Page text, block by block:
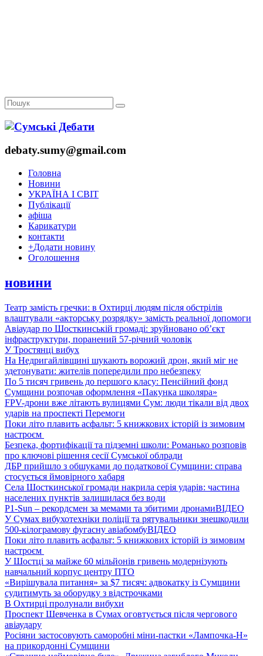
debaty.sumy@gmail.com
Головна
Новини
УКРАЇНА І СВІТ
Публікації
афіша
Карикатури
контакти
+Додати новину
Оголошення
новини
Театр замість гречки: в Охтирці людям після обстрілів
влаштували «акторську розрядку» замість реальної допомоги
Авіаудар по Шосткинській громаді: зруйновано об’єкт
інфраструктури, поранений 57-річний чоловік
У Тростянці вибух
На Недригайлівщині шукають ворожий дрон, який міг не
здетонувати: жителів попередили про небезпеку
По 5 тисяч гривень до першого класу: Пенсійний фонд
Сумщини розпочав оформлення «Пакунка школяра»
FPV-дрони вже літають вулицями Сум: люди тікали від двох
ударів на проспекті Перемоги
Поки літо плавить асфальт: 5 книжкових історій із зимовим
настроєм
Безпека, фортифікації та підземні школи: Романько розповів
про ключові рішення сесії Сумської облради
ДБР прийшло з обшуками до податкової Сумщини: справа
стосується ймовірного хабаря
Села Шосткинської громади накрила серія ударів: частина
населених пунктів залишилася без води
P1-Sun – рекордсмен за мемами та збитими дронамиВІДЕО
У Сумах вибухотехніки поліції та рятувальники знешкодили
500-кілограмову фугасну авіабомбуВІДЕО
Поки літо плавить асфальт: 5 книжкових історій із зимовим
настроєм
У Шостці за майже 60 мільйонів гривень модернізують
навчальний корпус центру ПТО
«Вирішувала питання» за $7 тисяч: адвокатку із Сумщини
судитимуть за оборудку з відстрочками
В Охтирці пролунали вибухи
Проспект Шевченка в Сумах оговтується після чергового
авіаудару
Росіяни застосовують саморобні міни-пастки «Лампочка-Н»
на прикордонні Сумщини